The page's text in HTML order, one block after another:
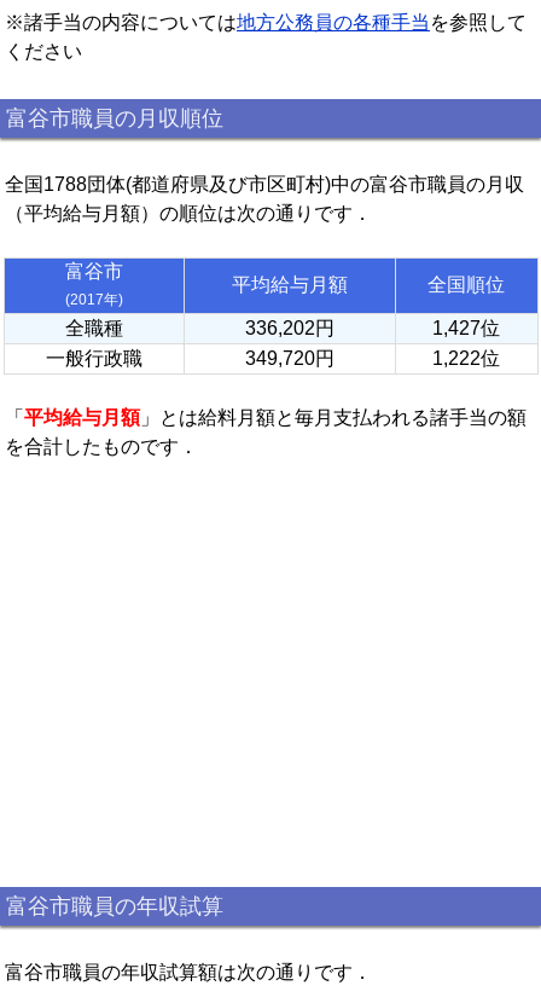
※諸手当の内容については地方公務員の各種手当 を参照して
ください
富谷市職員の月収順位
全国1788団体(都道府県及び市区町村)中の富谷市職員の月収
（平均給与月額）の順位は次の通りです．
富谷市
(2017年)
平均給与月額 全国順位
全職種 336,202円
1,427位
一般行政職
349,720円 1,222位
「 平均給与月額」とは給料月額と毎月支払われる諸手当の額
を合計したものです．
富谷市職員の年収試算
富谷市職員の年収試算額は次の通りです．